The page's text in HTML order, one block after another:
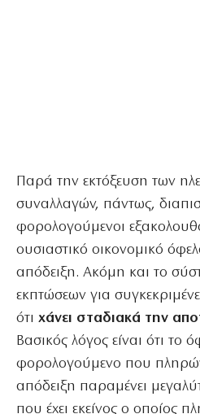
Παρά την εκτόξευση των
συναλλαγών, πάντως,
φορολογούμενοι
ουσιαστικό οικονομικό
απόδειξη. Ακόμη και το
εκπτώσεων για
ότι χάνει σταδιακά την
Βασικός λόγος είναι ότι το
φορολογούμενο που
απόδειξη παραμένει
που έχει εκείνος ο οποίος